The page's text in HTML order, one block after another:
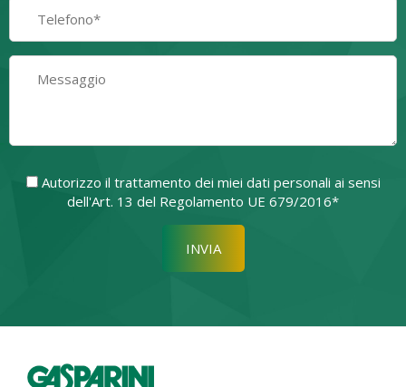
Autorizzo il trattamento dei miei dati personali ai sensi
dell'Art. 13 del Regolamento UE 679/2016*
Si prega di lasciare vuoto